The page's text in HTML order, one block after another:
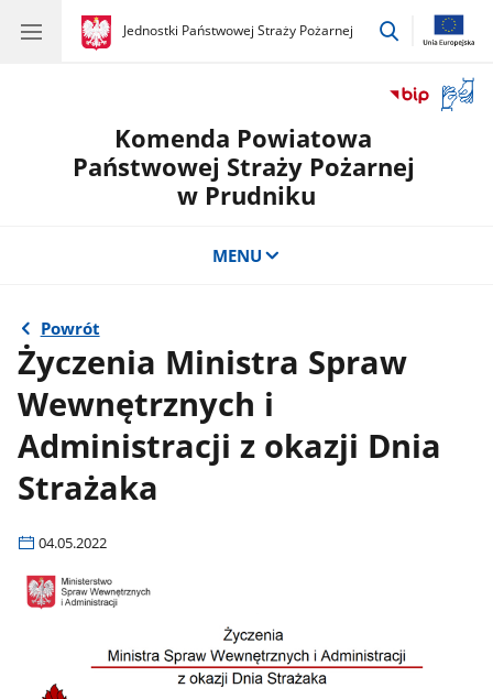
gov.pl
Jednostki Państwowej Straży Pożarnej
gov.pl
Jednostki
przejdź
okno
Komenda Powiatowa
Państwowej Straży Pożarnej
w Prudniku
MENU
Powrót
Życzenia Ministra Spraw
Wewnętrznych i
Administracji z okazji Dnia
Strażaka
04.05.2022